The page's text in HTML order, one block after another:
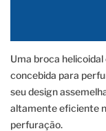
Uma broca
concebida para
seu design
altamente eficiente
perfuração.